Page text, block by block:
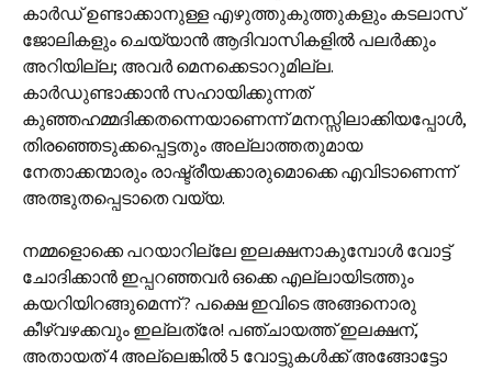
കാര്‍ഡ് ഉണ്ടാക്കാനുള്ള എഴുത്തുകുത്തുകളും കടലാസ്
ജോലികളും ചെയ്യാന്‍ ആദിവാസികളില്‍ പലര്‍ക്കും
അറിയില്ല; അവര്‍ മെനക്കെടാറുമില്ല.
കാര്‍ഡുണ്ടാക്കാന്‍ സഹായിക്കുന്നത്
കുഞ്ഞഹമ്മദിക്കതന്നെയാണെന്ന് മനസ്സിലാക്കിയപ്പോള്‍,
തിരഞ്ഞെടുക്കപ്പെട്ടതും അല്ലാത്തതുമായ
നേതാക്കന്മാരും രാഷ്ട്രീയക്കാരുമൊക്കെ എവിടാണെന്ന്
അത്ഭുതപ്പെടാതെ വയ്യ.
നമ്മളൊക്കെ പറയാറില്ലേ ഇലക്ഷനാകുമ്പോള്‍ വോട്ട്
ചോദിക്കാന്‍ ഇപ്പറഞ്ഞവര്‍ ഒക്കെ എല്ലായിടത്തും
കയറിയിറങ്ങുമെന്ന് ? പക്ഷെ ഇവിടെ അങ്ങനൊരു
കീഴ്‌വഴക്കവും ഇല്ലത്രേ! പഞ്ചായത്ത് ഇലക്ഷന്,
അതായത് 4 അല്ലെങ്കില്‍ 5 വോട്ടുകള്‍ക്ക് അങ്ങോട്ടോ